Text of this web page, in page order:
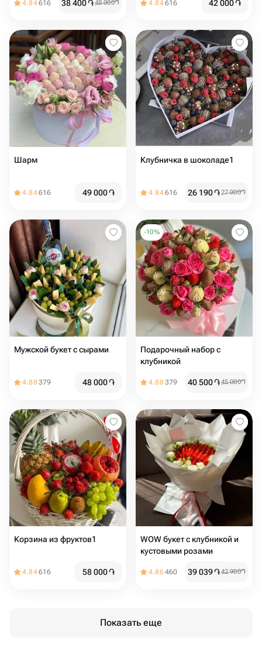
4.84616 38 400֏48 000֏ 4.84616 42 000֏
Шарм
4.84616 49 000֏
Клубничка в шоколаде1
4.84616 26 190֏27 000֏
Мужской букет с сырами
4.88379 48 000֏
-10%
Подарочный набор с
клубникой
4.88379 40 500֏45 000֏
Корзина из фруктов1
4.84616 58 000֏
WOW букет с клубникой и
кустовыми розами
4.86460 39 039֏42 900֏
Показать еще